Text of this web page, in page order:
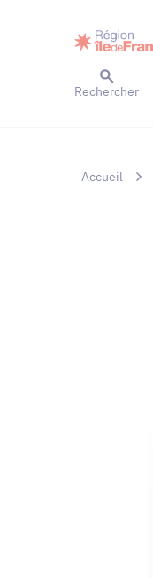
Rechercher
Accueil